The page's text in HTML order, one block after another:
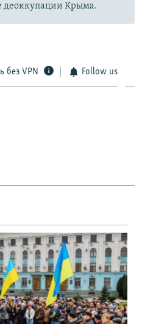
деоккупации Крыма.
без VPN Follow us